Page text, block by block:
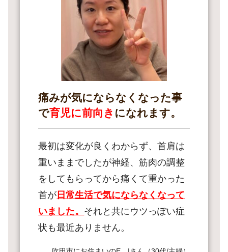
痛みが気にならなくなった事
で育児に前向き になれます。
最初は変化が良くわからず、首肩は
重いままでしたが神経、筋肉の調整
をしてもらってから痛くて重かった
首が 日常生活で気にならなくなって
いました。 それと共にウツっぽい症
状も最近ありません。